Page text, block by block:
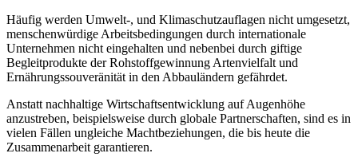
Häufig werden Umwelt-, und Klimaschutzauflagen nicht umgesetzt,
menschenwürdige Arbeitsbedingungen durch internationale
Unternehmen nicht eingehalten und nebenbei durch giftige
Begleitprodukte der Rohstoffgewinnung Artenvielfalt und
Ernährungssouveränität in den Abbauländern gefährdet.
Anstatt nachhaltige Wirtschaftsentwicklung auf Augenhöhe
anzustreben, beispielsweise durch globale Partnerschaften, sind es in
vielen Fällen ungleiche Machtbeziehungen, die bis heute die
Zusammenarbeit garantieren.